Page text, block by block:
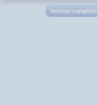
Version complète